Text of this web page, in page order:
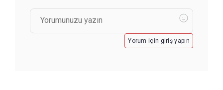
Yorum için giriş yapın